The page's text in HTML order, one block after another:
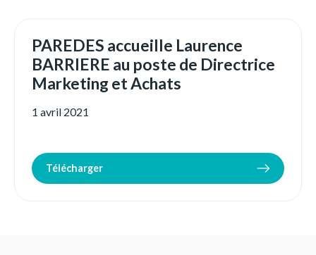
PAREDES accueille Laurence
BARRIERE au poste de Directrice
Marketing et Achats
1 avril 2021
Télécharger